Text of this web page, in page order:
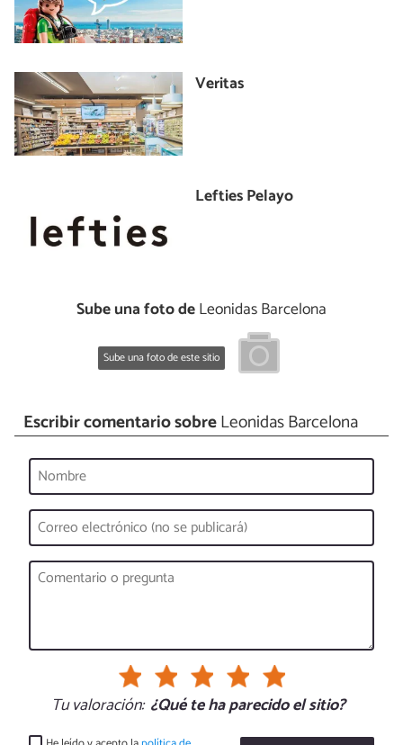
Veritas
Lefties Pelayo
Sube una foto deLeonidas Barcelona
Sube una foto de este sitio
Escribir comentario sobreLeonidas Barcelona
Tu valoración: ¿Qué te ha parecido el sitio?